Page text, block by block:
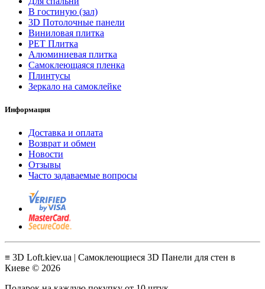
В гостиную (зал)
3D Потолочные панели
Виниловая плитка
PET Плитка
Алюминиевая плитка
Самоклеющаяся пленка
Плинтусы
Зеркало на самоклейке
Информация
Доставка и оплата
Возврат и обмен
Новости
Отзывы
Часто задаваемые вопросы
≡ 3D Loft.kiev.ua | Самоклеющиеся 3D Панели для стен в
Киеве © 2026